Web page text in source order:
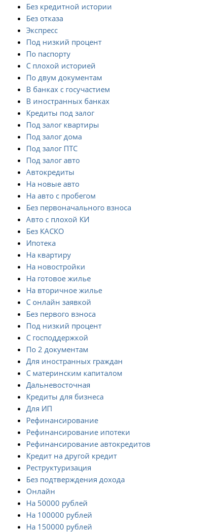
Без кредитной истории
Без отказа
Экспресс
Под низкий процент
По паспорту
С плохой историей
По двум документам
В банках с госучастием
В иностранных банках
Кредиты под залог
Под залог квартиры
Под залог дома
Под залог ПТС
Под залог авто
Автокредиты
На новые авто
На авто с пробегом
Без первоначального взноса
Авто с плохой КИ
Без КАСКО
Ипотека
На квартиру
На новостройки
На готовое жилье
На вторичное жилье
С онлайн заявкой
Без первого взноса
Под низкий процент
С господдержкой
По 2 документам
Для иностранных граждан
С материнским капиталом
Дальневосточная
Кредиты для бизнеса
Для ИП
Рефинансирование
Рефинансирование ипотеки
Рефинансирование автокредитов
Кредит на другой кредит
Реструктуризация
Без подтверждения дохода
Онлайн
На 50000 рублей
На 100000 рублей
На 150000 рублей